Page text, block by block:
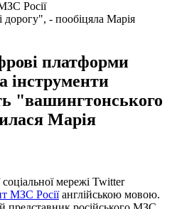
дорогу", - пообіцяла Марія
платформи
інструменти
"вашингтонського
Марія
мережі Twitter
МЗС Росіїанглійською мовою.